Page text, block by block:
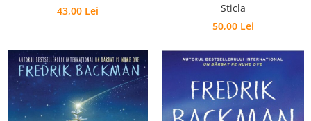
43,00 Lei
Sticla
50,00 Lei